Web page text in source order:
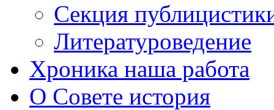
Секция
Литературоведение
Хроника наша работа
О Совете история